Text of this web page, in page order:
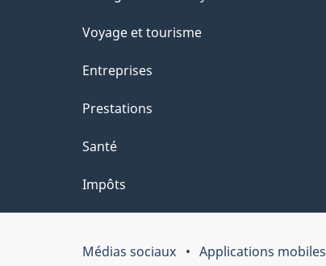
d
e
l
p
a
g
e
Voyage et tourisme
Entreprises
Prestations
Santé
Impôts
Organisation
Médias sociaux Applications mobiles